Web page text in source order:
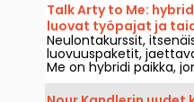
Talk Arty to Me:
luovat työpajat ja
Marais'n
Neulontakurssit,
luovuuspaketit,
Me on hybridi paikka,
että herkuttelemaan,
rennon